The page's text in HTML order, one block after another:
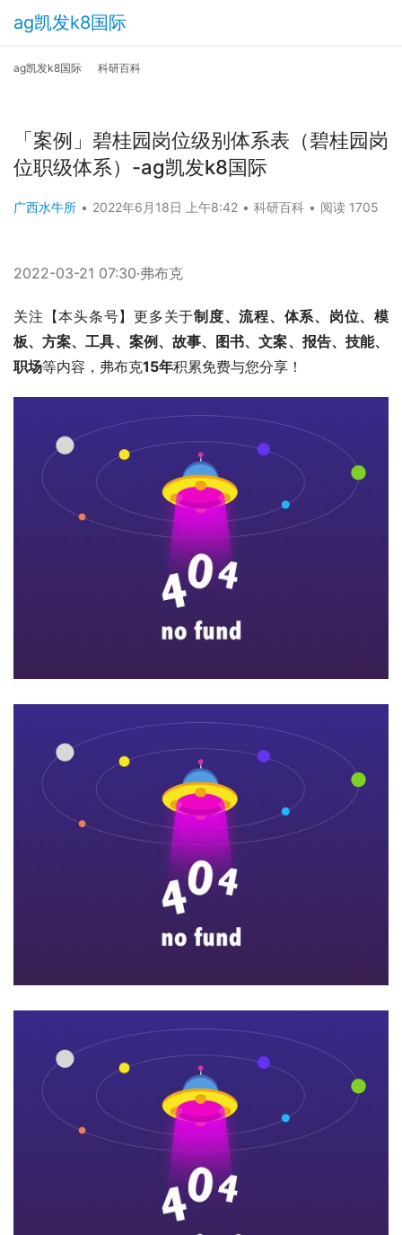
ag凯发k8国际
ag凯发k8国际 科研百科
「案例」碧桂园岗位级别体系表（碧桂园岗
位职级体系）-ag凯发k8国际
广西水牛所 • 2022年6月18日 上午8:42 • 科研百科 • 阅读 1705
2022-03-21 07:30·弗布克
关注【本头条号】更多关于制度、流程、体系、岗位、模
板、方案、工具、案例、故事、图书、文案、报告、技能、
职场等内容，弗布克15年积累免费与您分享！